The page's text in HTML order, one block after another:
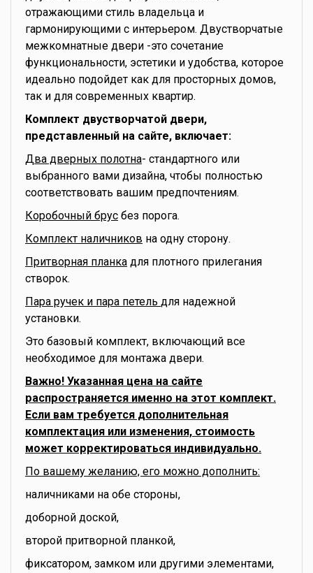
отражающими стиль владельца и
гармонирующими с интерьером. Двустворчатые
межкомнатные двери -это сочетание
функциональности, эстетики и удобства, которое
идеально подойдет как для просторных домов,
так и для современных квартир.
Комплект двустворчатой двери,
представленный на сайте, включает:
Два дверных полотна- стандартного или
выбранного вами дизайна, чтобы полностью
соответствовать вашим предпочтениям.
Коробочный брус без порога.
Комплект наличников на одну сторону.
Притворная планка для плотного прилегания
створок.
Пара ручек и пара петель для надежной
установки.
Это базовый комплект, включающий все
необходимое для монтажа двери.
Важно! Указанная цена на сайте
распространяется именно на этот комплект.
Если вам требуется дополнительная
комплектация или изменения, стоимость
может корректироваться индивидуально.
По вашему желанию, его можно дополнить:
наличниками на обе стороны,
доборной доской,
второй притворной планкой,
фиксатором, замком или другими элементами,